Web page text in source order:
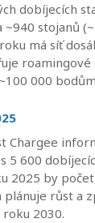
dobíjecích
~940 stojanů
má síť
000
Chargee
5 600
2025 by
plánuje růst a
2030.